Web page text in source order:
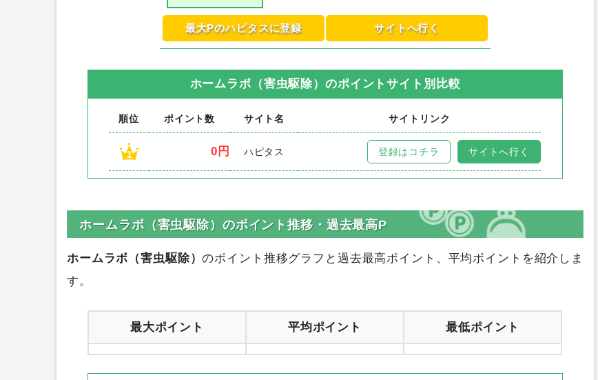
最大Pのハピタスに登録 サイトへ行く
ホームラボ（害虫駆除） のポイントサイト別比較
順位 ポイント数 サイト名 サイトリンク
1 0円 ハピタス 登録はコチラ サイトへ行く
ホームラボ（害虫駆除）のポイント推移・過去最高P
ホームラボ（害虫駆除）のポイント推移グラフと過去最高ポイント、平均ポイントを紹介しま
す。
最大ポイント 平均ポイント 最低ポイント